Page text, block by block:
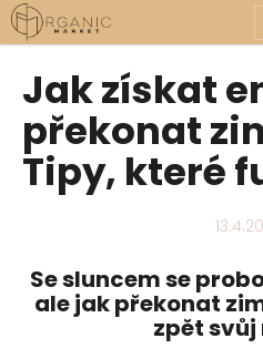
Přejít
na
obsah
Jak získat
překonat
Tipy, které
Se sluncem se
ale jak překonat
zpět svůj
K
o
C
o
p
ř
e
b